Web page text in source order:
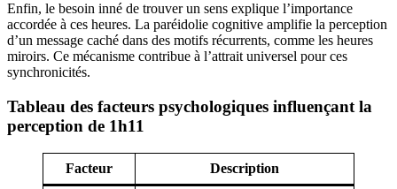
Enfin, le besoin inné de trouver un sens explique l’importance
accordée à ces heures. La paréidolie cognitive amplifie la perception
d’un message caché dans des motifs récurrents, comme les heures
miroirs. Ce mécanisme contribue à l’attrait universel pour ces
synchronicités.
Tableau des facteurs psychologiques influençant la
perception de 1h11
Facteur Description